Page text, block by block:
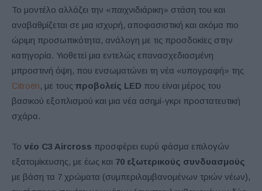
Το μοντέλο αλλάζει την «παιχνιδιάρικη» στάση του και
αναβαθμίζεται σε μια ισχυρή, αποφασιστική και ακόμα πιο
ώριμη προσωπικότητα, ανάλογη με τις προσδοκίες στην
κατηγορία. Υιοθετεί μια εντελώς επανασχεδιασμένη
μπροστινή όψη, που ενσωματώνει τη νέα «υπογραφή» της
Citroën, με τους προβολείς LED που είναι μέρος του
βασικού εξοπλισμού και μια νέα ασημί-γκρι προστατευτική
σχάρα.
Το νέο C3 Aircross προσφέρει ευρύ φάσμα επιλογών
εξατομίκευσης, με έως και 70 εξωτερικούς συνδυασμούς
με βάση τα 7 χρώματα (συμπεριλαμβανομένων τριών νέων),